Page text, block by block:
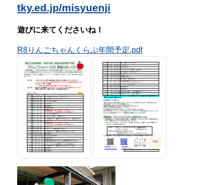
◆地域の乳幼児親子対象の『体験保
育』のお申込みを随時受け付けていま
す。